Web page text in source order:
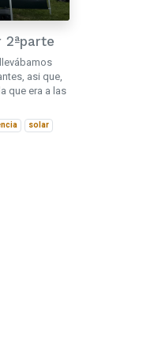
2ªparte
asi que,
que era a las
solar